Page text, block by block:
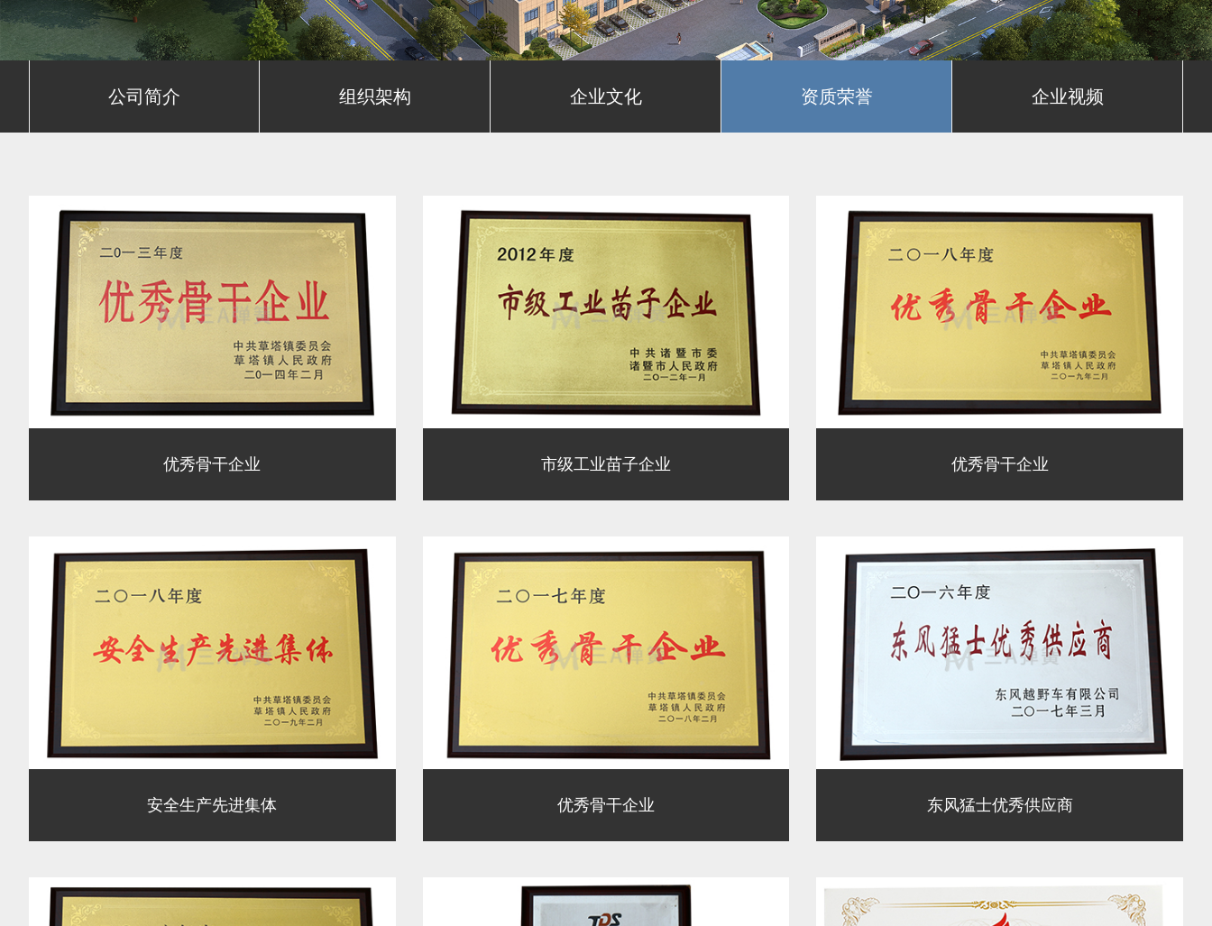
公司简介 组织架构 企业文化 资质荣誉 企业视频
优秀骨干企业 市级工业苗子企业 优秀骨干企业
安全生产先进集体 优秀骨干企业 东风猛士优秀供应商